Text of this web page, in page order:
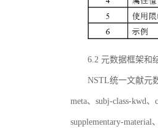
6.2 元数据框架和
NSTL统一文献元
meta、subj-class-kwd
supplementary-